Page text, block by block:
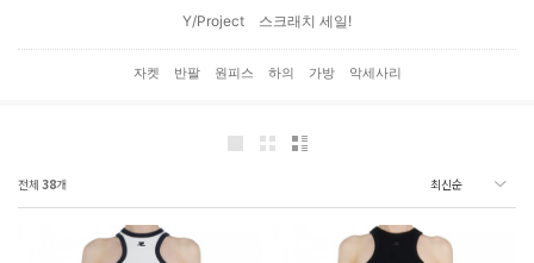
Y/Project
스크래치 세일!
자켓 반팔 원피스 하의 가방 악세사리
전체 38개